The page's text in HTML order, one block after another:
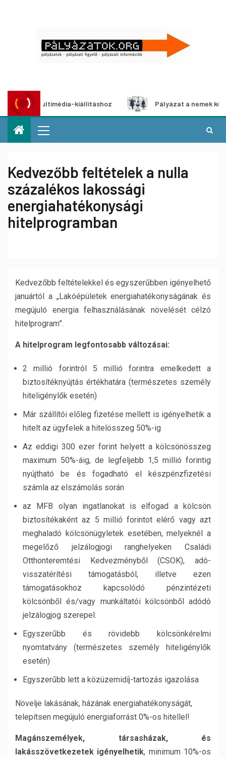
multimédia-kiállításhoz Pályázat a nemek közötti
Kedvezőbb feltételek a nulla
százalékos lakossági
energiahatékonysági
hitelprogramban
Kedvezőbb feltételekkel és egyszerűbben igényelhető
januártól a „Lakóépületek energiahatékonyságának és
megújuló energia felhasználásának növelését célzó
hitelprogram”.
A hitelprogram legfontosabb változásai:
2 millió forintról 5 millió forintra emelkedett a
biztosítéknyújtás értékhatára (természetes személy
hiteligénylők esetén)
Már szállítói előleg fizetése mellett is igényelhetik a
hitelt az ügyfelek a hitelösszeg 50%-ig
Az eddigi 300 ezer forint helyett a kölcsönösszeg
maximum 50%-áig, de legfeljebb 1,5 millió forintig
nyújtható be és fogadható el készpénzfizetési
számla az elszámolás során
az MFB olyan ingatlanokat is elfogad a kölcsön
biztosítékaként az 5 millió forintot elérő vagy azt
meghaladó kölcsönügyletek esetében, melyeknél a
megelőző jelzálogjogi ranghelyeken Családi
Otthonteremtési Kedvezményből (CSOK), adó-
visszatérítési támogatásból, illetve ezen
támogatásokhoz kapcsolódó pénzintézeti
kölcsönből és/vagy munkáltatói kölcsönből adódó
jelzálogjog szerepel.
Egyszerűbb és rövidebb kölcsönkérelmi
nyomtatvány (természetes személy hiteligénylők
esetén)
Egyszerűbb lett a közüzemidíj-tartozás igazolása
Növelje lakásának, házának energiahatékonyságát,
telepítsen megújuló energiaforrást 0%-os hitellel!
Magánszemélyek, társasházak, és
lakásszövetkezetek igényelhetik, minimum 10%-os